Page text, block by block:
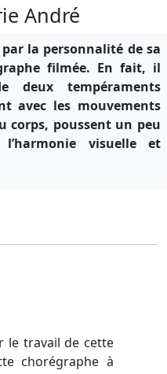
André
la personnalité de sa
filmée. En fait, il
deux tempéraments
avec les mouvements
corps, poussent un peu
visuelle et
le travail de cette
chorégraphe à